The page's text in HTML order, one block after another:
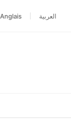
Anglais العربية